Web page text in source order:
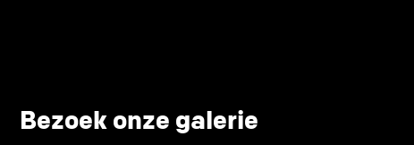
Bezoek onze galerie